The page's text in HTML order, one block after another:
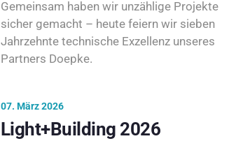
Gemeinsam haben wir unzählige Projekte
sicher gemacht – heute feiern wir sieben
Jahrzehnte technische Exzellenz unseres
Partners Doepke.
07. März 2026
Light+Building 2026